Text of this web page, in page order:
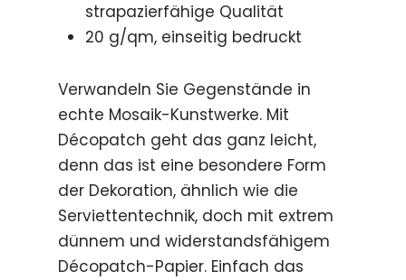
strapazierfähige Qualität
20 g/qm, einseitig bedruckt
Verwandeln Sie Gegenstände in
echte Mosaik-Kunstwerke. Mit
Décopatch geht das ganz leicht,
denn das ist eine besondere Form
der Dekoration, ähnlich wie die
Serviettentechnik, doch mit extrem
dünnem und widerstandsfähigem
Décopatch-Papier. Einfach das